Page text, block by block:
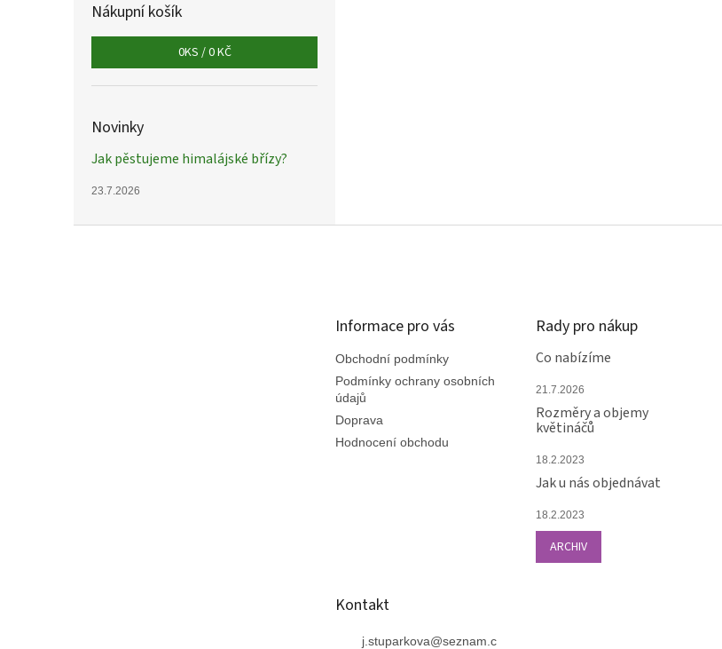
Nákupní košík
0KS /0 KČ
Novinky
Jak pěstujeme himalájské břízy?
23.7.2026
Informace pro vás
Obchodní podmínky
Podmínky ochrany osobních
údajů
Doprava
Hodnocení obchodu
Rady pro nákup
Co nabízíme
21.7.2026
Rozměry a objemy
květináčů
18.2.2023
Jak u nás objednávat
18.2.2023
ARCHIV
Kontakt
j.stuparkova@seznam.c